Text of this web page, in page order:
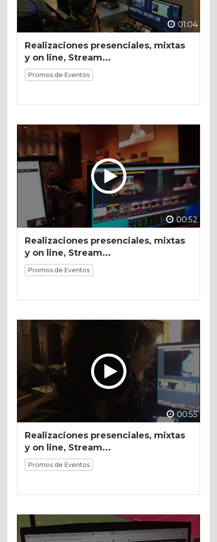
01:04
Realizaciones presenciales, mixtas
y on line, Stream...
Promos de Eventos
00:52
Realizaciones presenciales, mixtas
y on line, Stream...
Promos de Eventos
00:55
Realizaciones presenciales, mixtas
y on line, Stream...
Promos de Eventos